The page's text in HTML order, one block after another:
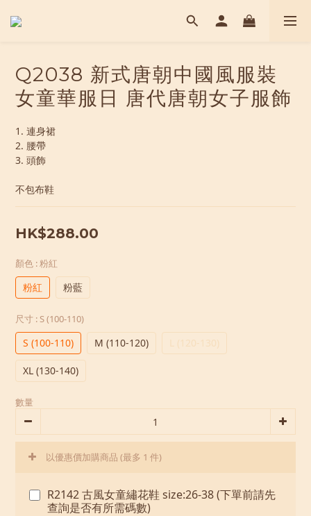
Q2038 新式唐朝中國風服裝
女童華服日 唐代唐朝女子服飾
1. 連身裙
2. 腰帶
3. 頭飾
不包布鞋
HK$288.00
顏色 : 粉紅
粉紅 粉藍
尺寸 : S (100-110)
S (100-110) M (110-120) L (120-130)
XL (130-140)
數量
以優惠價加購商品 (最多 1 件)
R2142 古風女童繡花鞋 size:26-38 (下單前請先
查詢是否有所需碼數)